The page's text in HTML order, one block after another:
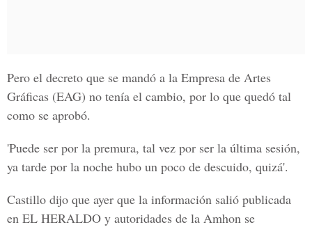
Pero el decreto que se mandó a la Empresa de Artes
Gráficas (EAG) no tenía el cambio, por lo que quedó tal
como se aprobó.
'Puede ser por la premura, tal vez por ser la última sesión,
ya tarde por la noche hubo un poco de descuido, quizá'.
Castillo dijo que ayer que la información salió publicada
en EL HERALDO y autoridades de la Amhon se